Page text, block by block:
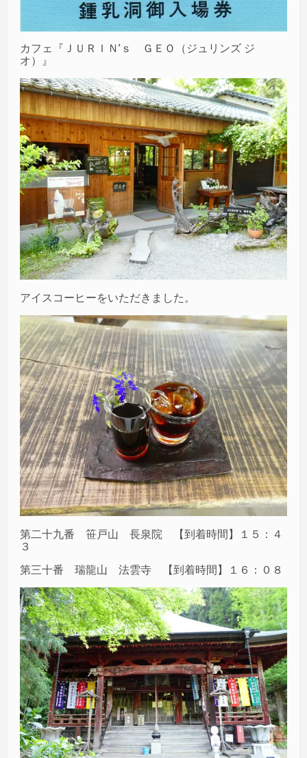
カフェ『ＪＵＲＩＮ’ｓ ＧＥＯ（ジュリンズ ジ
オ）』
アイスコーヒーをいただきました。
第二十九番 笹戸山 長泉院 【到着時間】１５：４
３
第三十番 瑞龍山 法雲寺 【到着時間】１６：０８